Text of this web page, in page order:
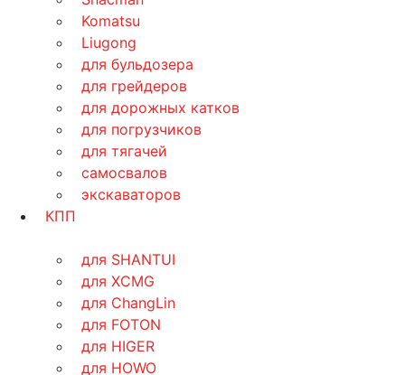
Komatsu
Liugong
для бульдозера
для грейдеров
для дорожных катков
для погрузчиков
для тягачей
самосвалов
экскаваторов
КПП
для SHANTUI
для XCMG
для ChangLin
для FOTON
для HIGER
для HOWO